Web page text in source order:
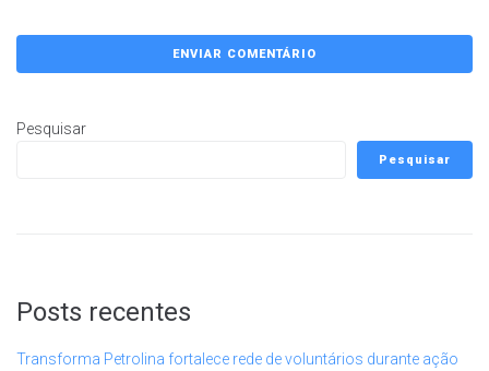
Pesquisar
Pesquisar
Posts recentes
Transforma Petrolina fortalece rede de voluntários durante ação